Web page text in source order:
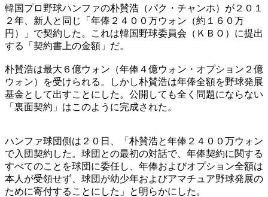
韓国プロ野球ハンファの朴賛浩（パク・チャンホ）が２０１
２年、新人と同じ「年俸２４００万ウォン（約１６０万
円）」で契約した。これは韓国野球委員会（ＫＢＯ）に提出
する「契約書上の金額」だ。
朴賛浩は最大６億ウォン（年俸４億ウォン・オプション２億
ウォン）を受けられる。しかし朴賛浩は年俸全額を野球発展
基金として出すことにした。公開しても全く問題にならない
「裏面契約」はこのように完成された。
ハンファ球団側は２０日、「朴賛浩と年俸２４００万ウォン
で入団契約した。球団との最初の対話で、年俸契約に関する
すべてのことを球団に委任し、年俸およびオプション全額は
本人が受領せず、球団が幼少年およびアマチュア野球発展の
ために寄付することにした」と明らかにした。